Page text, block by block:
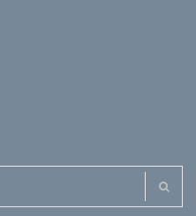
Search